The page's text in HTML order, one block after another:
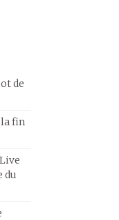
de
fin
du